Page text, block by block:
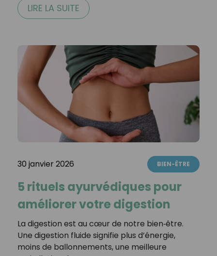
LIRE LA SUITE
30 janvier 2026 BIEN-ÊTRE
5 rituels ayurvédiques pour
améliorer votre digestion
La digestion est au cœur de notre bien‑être.
Une digestion fluide signifie plus d’énergie,
moins de ballonnements, une meilleure